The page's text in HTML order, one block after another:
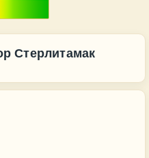
Стерлитамак